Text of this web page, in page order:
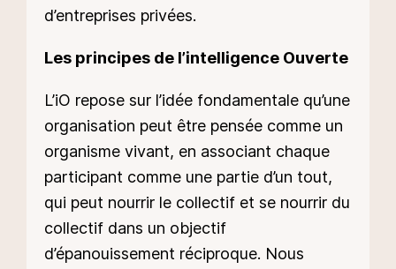
d’entreprises privées.
Les principes de l’intelligence Ouverte
L’iO repose sur l’idée fondamentale qu’une
organisation peut être pensée comme un
organisme vivant, en associant chaque
participant comme une partie d’un tout,
qui peut nourrir le collectif et se nourrir du
collectif dans un objectif
d’épanouissement réciproque. Nous